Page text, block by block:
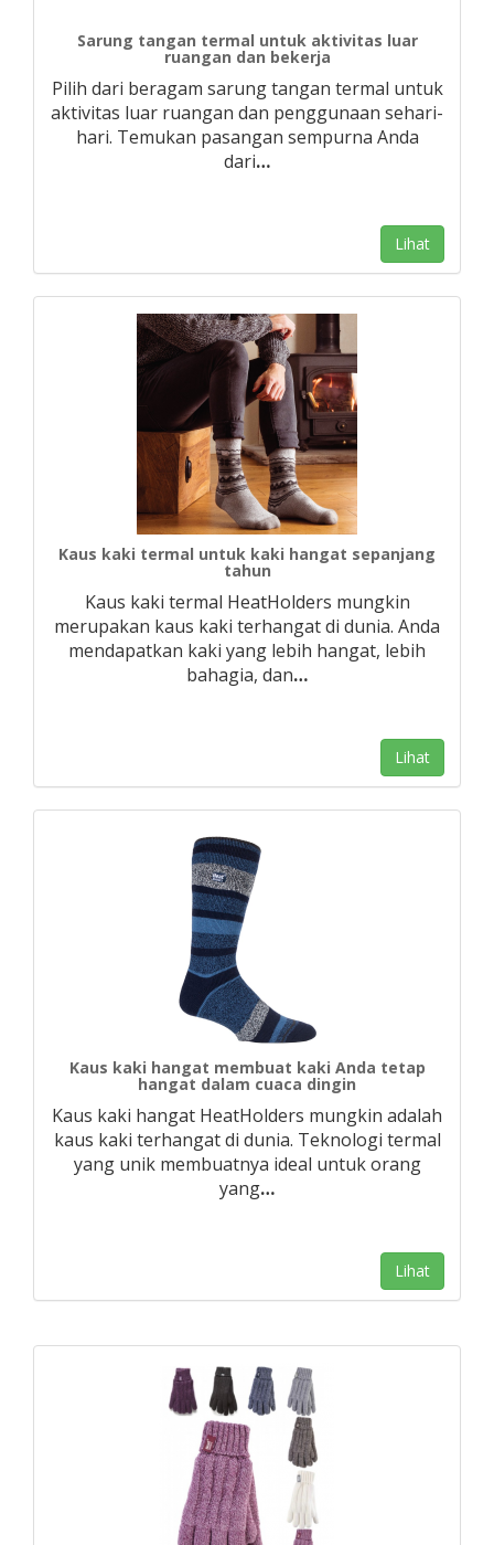
Sarung tangan termal untuk aktivitas luar
ruangan dan bekerja
Pilih dari beragam sarung tangan termal untuk
aktivitas luar ruangan dan penggunaan sehari-
hari. Temukan pasangan sempurna Anda
dari…
Lihat
Kaus kaki termal untuk kaki hangat sepanjang
tahun
Kaus kaki termal HeatHolders mungkin
merupakan kaus kaki terhangat di dunia. Anda
mendapatkan kaki yang lebih hangat, lebih
bahagia, dan…
Lihat
Kaus kaki hangat membuat kaki Anda tetap
hangat dalam cuaca dingin
Kaus kaki hangat HeatHolders mungkin adalah
kaus kaki terhangat di dunia. Teknologi termal
yang unik membuatnya ideal untuk orang
yang…
Lihat